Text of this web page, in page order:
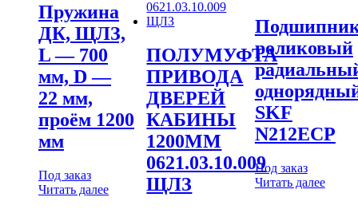
Пружина
ДК, ЩЛЗ,
L — 700
мм, D —
22 мм,
проём 1200
мм
Под заказ
Читать далее
ПОЛУМУФТА
ПРИВОДА
ДВЕРЕЙ
КАБИНЫ
1200ММ
0621.03.10.009
ЩЛЗ
роликовый
SKF
N212ECP
Под заказ
Читать далее